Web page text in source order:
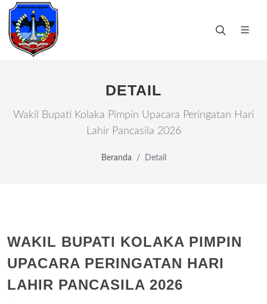
DETAIL
Wakil Bupati Kolaka Pimpin Upacara Peringatan Hari
Lahir Pancasila 2026
Beranda Detail
WAKIL BUPATI KOLAKA PIMPIN
UPACARA PERINGATAN HARI
LAHIR PANCASILA 2026